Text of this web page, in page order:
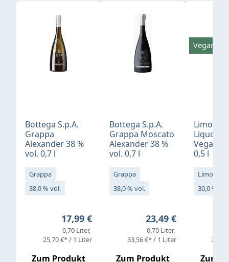
Produktgalerie überspringen
Bottega S.p.A.
Grappa
Alexander 38 %
vol. 0,7 l
Grappa
38,0 % vol.
Regulärer Preis:
17,99 €
0,70 Liter
25,70 €* / 1 Liter
Zum Produkt
Bottega S.p.A.
Grappa Moscato
Alexander 38 %
vol. 0,7 l
Grappa
38,0 % vol.
Regulärer Preis:
23,49 €
0,70 Liter
33,56 €* / 1 Liter
Zum Produkt
Liquore
Vegan
0,5 l
30,0 % vol.
Zum
Vegan